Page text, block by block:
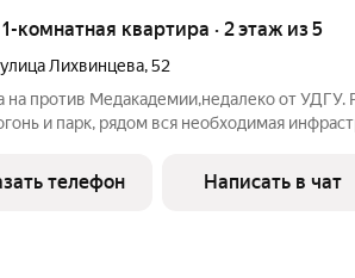
1-комнатная квартира · 2 этаж из 5
улица Лихвинцева,52
на против Медакадемии,недалеко от УДГУ.
и парк, рядом вся необходимая
телефон Написать в чат